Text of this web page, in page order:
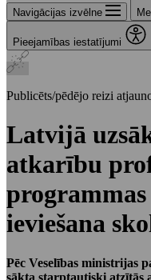
Navigācijas izvēlne
Pieejamības iestatījumi
Publicēts/pēdējo reizi
Latvijā
atkarību
ieviešana
Pēc Veselības ministrijas
sākta starptautiski atzītās